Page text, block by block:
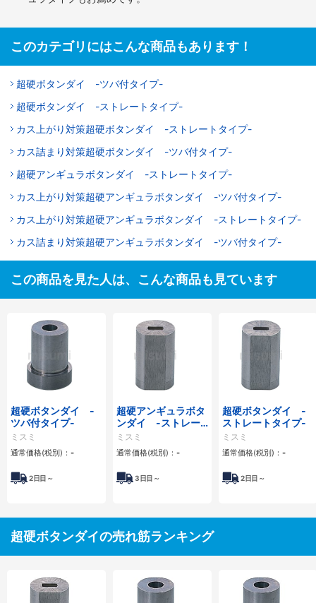
このカテゴリにはこんな商品もあります！
超硬ボタンダイ -ツバ付タイプ-
超硬ボタンダイ -ストレートタイプ-
カス上がり対策超硬ボタンダイ -ストレートタイプ-
カス詰まり対策超硬ボタンダイ -ツバ付タイプ-
超硬アンギュラボタンダイ -ストレートタイプ-
カス上がり対策超硬アンギュラボタンダイ -ツバ付タイプ-
カス上がり対策超硬アンギュラボタンダイ -ストレートタイプ-
カス詰まり対策超硬アンギュラボタンダイ -ツバ付タイプ-
この商品を見た人は、こんな商品も見ています
超硬ボタンダイ -
ツバ付タイプ-
ミスミ
通常価格(税別)： -
2日目～
超硬アンギュラボタ
ンダイ -ストレー
トタイプ-
ミスミ
通常価格(税別)： -
3 日目～
超硬ボタンダイ -
ストレートタイプ-
ミスミ
通常価格(税別)： -
2日目～
超硬ボタンダイの売れ筋ランキング